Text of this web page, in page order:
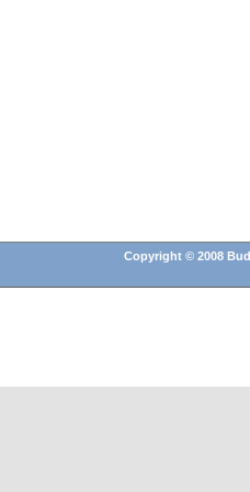
Copyright © 2008